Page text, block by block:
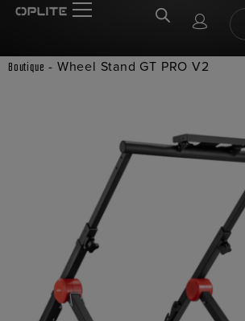
Boutique - Wheel Stand GT PRO V2